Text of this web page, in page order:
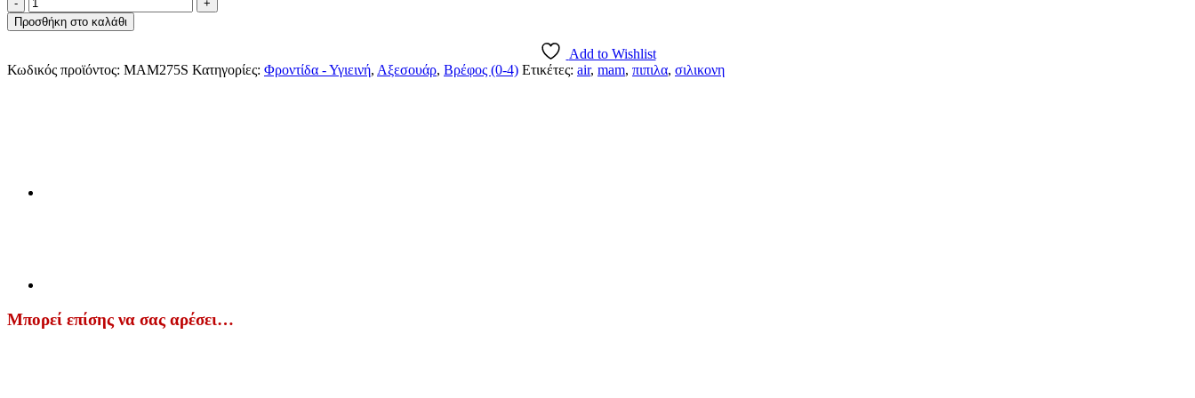
Air
-
Σιλικόνης
Προσθήκη στο καλάθι
Add to Wishlist
Κωδικός προϊόντος: MAM275S Κατηγορίες: Φροντίδα - Υγιεινή, Αξεσουάρ, Βρέφος (0-4) Ετικέτες: air, mam, πιπιλα, σιλικονη
Μπορεί επίσης να σας αρέσει…